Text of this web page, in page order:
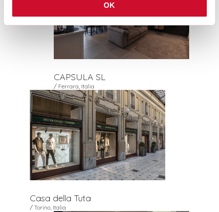
OK
CAPSULA SL
/ Ferrara, Italia
Casa della Tuta
/ Torino, Italia